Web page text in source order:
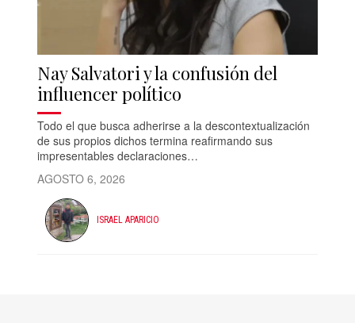
Nay Salvatori y la confusión del
influencer político
Todo el que busca adherirse a la descontextualización
de sus propios dichos termina reafirmando sus
impresentables declaraciones…
AGOSTO 6, 2026
ISRAEL APARICIO